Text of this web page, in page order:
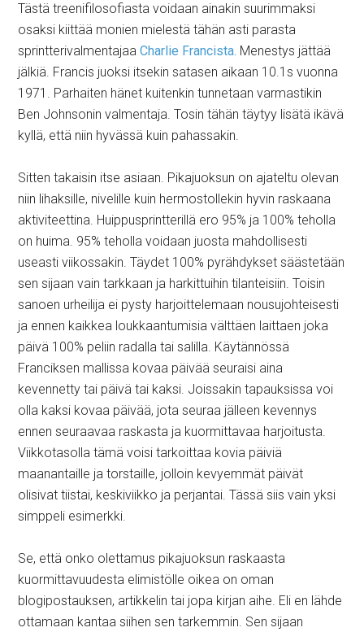
Tästä treenifilosofiasta voidaan ainakin suurimmaksi
osaksi kiittää monien mielestä tähän asti parasta
sprintterivalmentajaaCharlie Francista. Menestys jättää
jälkiä. Francis juoksi itsekin satasen aikaan 10.1s vuonna
1971. Parhaiten hänet kuitenkin tunnetaan varmastikin
Ben Johnsonin valmentaja. Tosin tähän täytyy lisätä ikävä
kyllä, että niin hyvässä kuin pahassakin.
Sitten takaisin itse asiaan. Pikajuoksun on ajateltu olevan
niin lihaksille, nivelille kuin hermostollekin hyvin raskaana
aktiviteettina. Huippusprintterillä ero 95% ja 100% teholla
on huima. 95% teholla voidaan juosta mahdollisesti
useasti viikossakin. Täydet 100% pyrähdykset säästetään
sen sijaan vain tarkkaan ja harkittuihin tilanteisiin. Toisin
sanoen urheilija ei pysty harjoittelemaan nousujohteisesti
ja ennen kaikkea loukkaantumisia välttäen laittaen joka
päivä 100% peliin radalla tai salilla. Käytännössä
Franciksen mallissa kovaa päivää seuraisi aina
kevennetty tai päivä tai kaksi. Joissakin tapauksissa voi
olla kaksi kovaa päivää, jota seuraa jälleen kevennys
ennen seuraavaa raskasta ja kuormittavaa harjoitusta.
Viikkotasolla tämä voisi tarkoittaa kovia päiviä
maanantaille ja torstaille, jolloin kevyemmät päivät
olisivat tiistai, keskiviikko ja perjantai. Tässä siis vain yksi
simppeli esimerkki.
Se, että onko olettamus pikajuoksun raskaasta
kuormittavuudesta elimistölle oikea on oman
blogipostauksen, artikkelin tai jopa kirjan aihe. Eli en lähde
ottamaan kantaa siihen sen tarkemmin. Sen sijaan